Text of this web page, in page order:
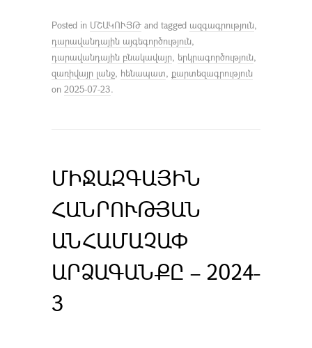
Posted in ՄՇԱԿՈՒՅԹ and tagged ազգագրություն,
դարավանդային այգեգործություն,
դարավանդային բնակավայր, երկրագործություն,
զառիվայր լանջ, հենապատ, քարտեզագրություն
on 2025-07-23.
ՄԻՋԱԶԳԱՅԻՆ
ՀԱՆՐՈՒԹՅԱՆ
ԱՆՀԱՄԱՉԱՓ
ԱՐՁԱԳԱՆՔԸ – 2024-
3